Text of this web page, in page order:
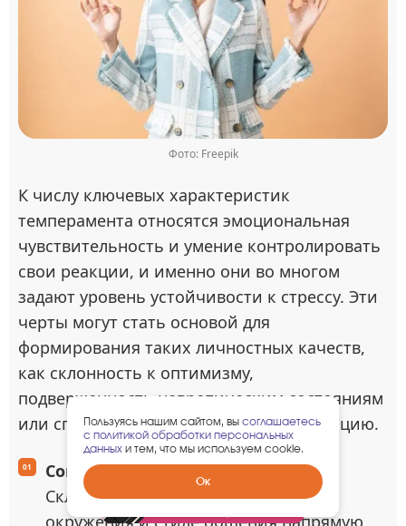
Фото: Freepik
К числу ключевых характеристик
темперамента относятся эмоциональная
чувствительность и умение контролировать
свои реакции, и именно они во многом
задают уровень устойчивости к стрессу. Эти
черты могут стать основой для
формирования таких личностных качеств,
как склонность к оптимизму,
подверженность невротическим состояниям
или способность выдерживать фрустрацию.
Социальное взаимодействие.
Склонности человека в выборе
окружения и стиле общения напрямую
Забрать
гарантированный
Пользуясь нашим сайтом, вы соглашаетесь
с политикой обработки персональных
данных и тем, что мы используем cookie.
Ок